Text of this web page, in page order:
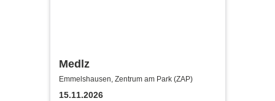
Medlz
Emmelshausen, Zentrum am Park (ZAP)
15.11.2026